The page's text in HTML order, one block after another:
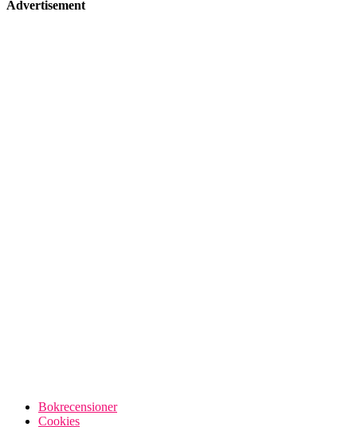
Advertisement
Bokrecensioner
Cookies